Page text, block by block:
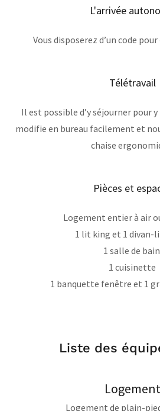
L'arrivée
Vous disposerez d’un code
Télétravail
Il est possible d’y séjourner pour
modifie en bureau facilement et
chaise
Pièces et
Logement entier à air
1 lit king et 1 divan-
1 salle de bain
1 cuisinette
1 banquette fenêtre et 1
Liste des
Logement
Logement de plain-